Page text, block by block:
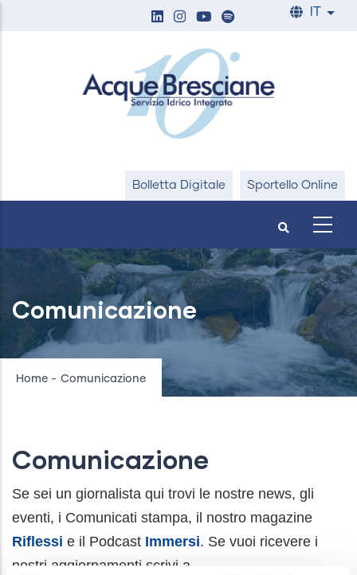
List
Bolletta Digitale Sportello Online
Comunicazione
Breadcrumb
Home - Comunicazione
Comunicazione
Se sei un giornalista qui trovi le nostre news, gli
eventi, i Comunicati stampa, il nostro magazine
Riflessi e il Podcast Immersi. Se vuoi ricevere i
nostri aggiornamenti scrivi a